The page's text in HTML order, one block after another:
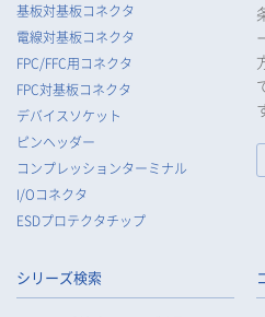
様等の個人データの安全管理が
督を行います。
当社は、法令で例外として定め
等の個人データをあらかじめ、ご
三者に提供することはいたしませ
当社は、法令で不要とされてい
ータを提供したとき、又は受け
認・記録義務を適正に履行いたし
9. 当社は、個人情報の漏えい等の
基板対基板コネクタ
電線対基板コネクタ
FPC/FFC用コネクタ
FPC対基板コネクタ
デバイスソケット
ピンヘッダー
コンプレッションターミナル
I/Oコネクタ
ESDプロテクタチップ
シリーズ検索